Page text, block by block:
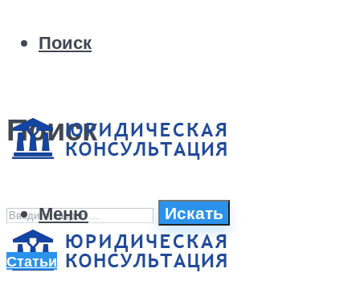
Поиск
Поиск
Искать
Меню
Статьи